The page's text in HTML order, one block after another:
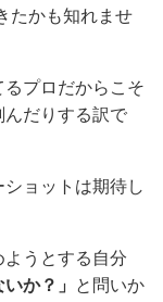
たかも知れませ
プロだからこそ
だりする訳で
ョットは期待し
ようとする自分
か？」
と問いか